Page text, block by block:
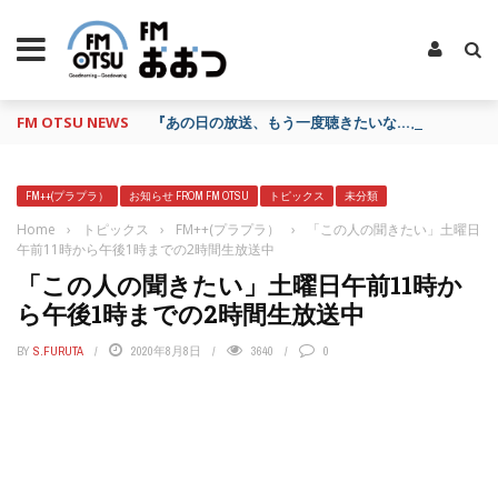
FM OTSU NEWS 『あの日の放送、もう一度聴きたいな…』にお応え
FM++(プラプラ） お知らせ FROM FM OTSU トピックス 未分類
Home › トピックス › FM++(プラプラ） ›
「この人の聞きたい」土曜日
午前11時から午後1時までの2時間生放送中
「この人の聞きたい」土曜日午前11時か
ら午後1時までの2時間生放送中
BY S.FURUTA 2020年8月8日 3640 0